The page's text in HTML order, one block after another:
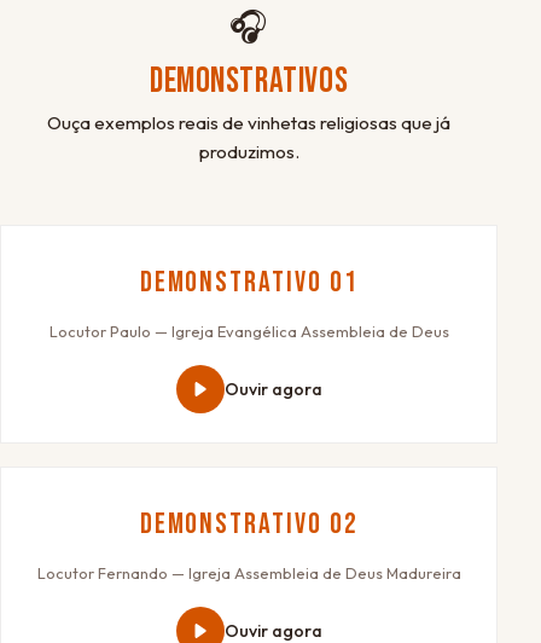
🎧
DEMONSTRATIVOS
Ouça exemplos reais de vinhetas religiosas que já
produzimos.
Demonstrativo 01
Locutor Paulo — Igreja Evangélica Assembleia de Deus
Ouvir agora
Demonstrativo 02
Locutor Fernando — Igreja Assembleia de Deus Madureira
Ouvir agora